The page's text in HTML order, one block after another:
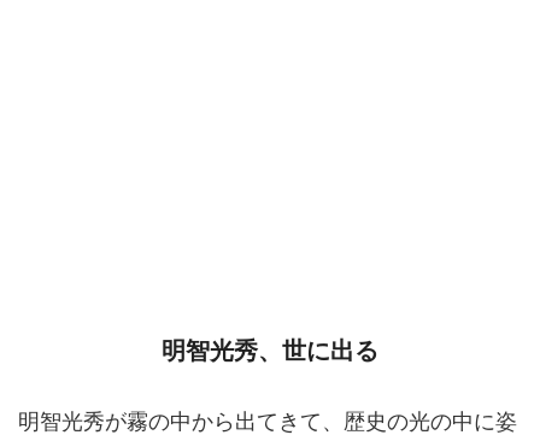
明智光秀、世に出る
明智光秀が霧の中から出てきて、歴史の光の中に姿